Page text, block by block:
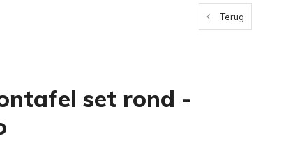
Terug
set rond -